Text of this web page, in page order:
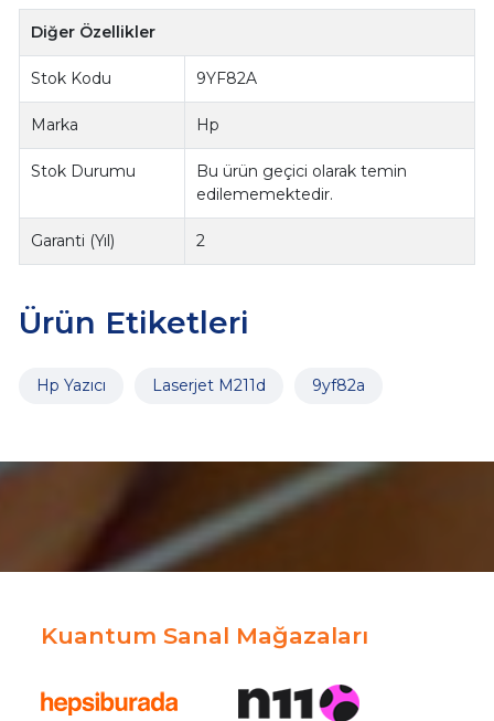
Diğer Özellikler
Stok Kodu 9YF82A
Marka Hp
Stok Durumu
Bu ürün geçici olarak temin
edilememektedir.
Garanti (Yıl) 2
Ürün Etiketleri
Hp Yazıcı Laserjet M211d 9yf82a
Kuantum Sanal Mağazaları